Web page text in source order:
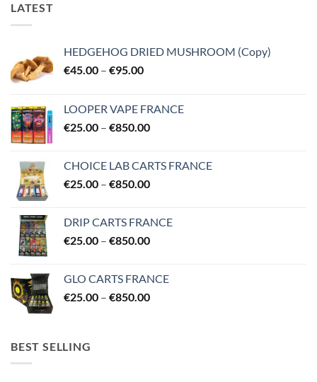
LATEST
HEDGEHOG DRIED MUSHROOM (Copy)
€45.00 – €95.00Price
through
€95.00
LOOPER VAPE FRANCE
€25.00 – €850.00Price
through
€850.00
CHOICE LAB CARTS FRANCE
€25.00 – €850.00Price
through
€850.00
DRIP CARTS FRANCE
€25.00 – €850.00Price
through
€850.00
GLO CARTS FRANCE
€25.00 – €850.00Price
BEST SELLING